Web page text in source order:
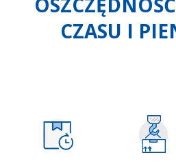
CZASU I